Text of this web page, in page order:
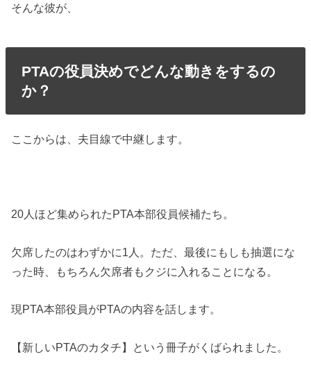
そんな彼が、
PTAの役員決めでどんな動きをするの
か？
ここからは、夫目線で中継します。
20人ほど集められたPTA本部役員候補たち。
欠席したのはわずかに1人。ただ、最後にもしも抽選にな
った時、もちろん欠席者もクジに入れることになる。
現PTA本部役員がPTAの内容を話します。
【新しいPTAのカタチ】という冊子がくばられました。